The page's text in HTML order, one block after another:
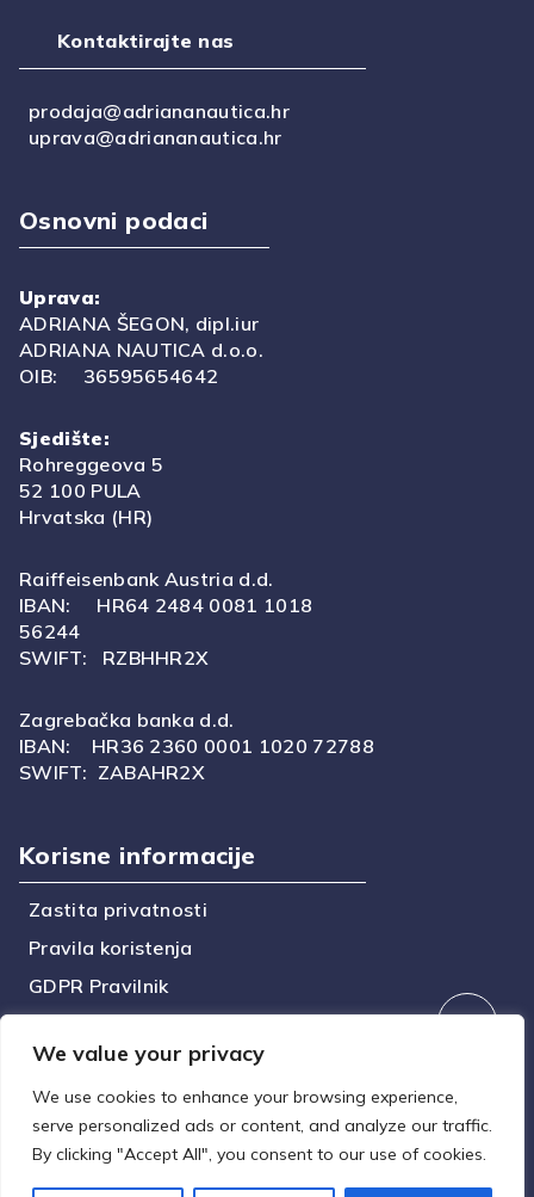
We value your privacy
We use cookies to enhance your browsing experience,
serve personalized ads or content, and analyze our traffic.
By clicking "Accept All", you consent to our use of cookies.
Kontaktirajte nas
prodaja@adriananautica.hr
uprava@adriananautica.hr
Osnovni podaci
Uprava:
ADRIANA ŠEGON, dipl.iur
ADRIANA NAUTICA d.o.o.
OIB: 36595654642
Sjedište:
Rohreggeova 5
52 100 PULA
Hrvatska (HR)
Raiffeisenbank Austria d.d.
IBAN: HR64 2484 0081 1018
56244
SWIFT: RZBHHR2X
Zagrebačka banka d.d.
IBAN: HR36 2360 0001 1020 72788
SWIFT: ZABAHR2X
Korisne informacije
Zastita privatnosti
Pravila koristenja
GDPR Pravilnik
Dostava